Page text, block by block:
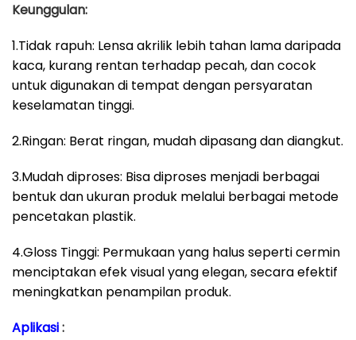
Keunggulan:
1.Tidak rapuh: Lensa akrilik lebih tahan lama daripada
kaca, kurang rentan terhadap pecah, dan cocok
untuk digunakan di tempat dengan persyaratan
keselamatan tinggi.
2.Ringan: Berat ringan, mudah dipasang dan diangkut.
3.Mudah diproses: Bisa diproses menjadi berbagai
bentuk dan ukuran produk melalui berbagai metode
pencetakan plastik.
4.Gloss Tinggi: Permukaan yang halus seperti cermin
menciptakan efek visual yang elegan, secara efektif
meningkatkan penampilan produk.
Aplikasi: